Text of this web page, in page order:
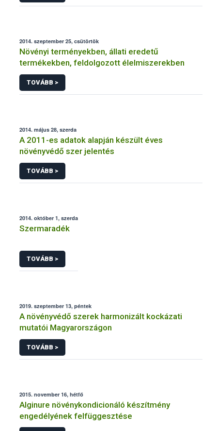
2014. szeptember 25, csütörtök
Növényi terményekben, állati eredetű
termékekben, feldolgozott élelmiszerekben
TOVÁBB >
2014. május 28, szerda
A 2011-es adatok alapján készült éves
növényvédő szer jelentés
TOVÁBB >
2014. október 1, szerda
Szermaradék
TOVÁBB >
2019. szeptember 13, péntek
A növényvédő szerek harmonizált kockázati
mutatói Magyarországon
TOVÁBB >
2015. november 16, hétfő
Alginure növénykondicionáló készítmény
engedélyének felfüggesztése